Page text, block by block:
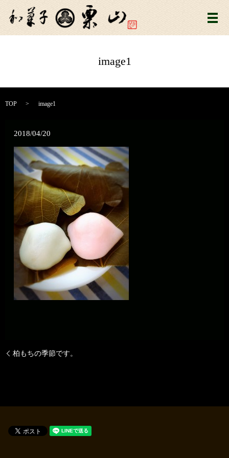
メ
image1
TOP image1
2018/04/20
柏もちの季節です。